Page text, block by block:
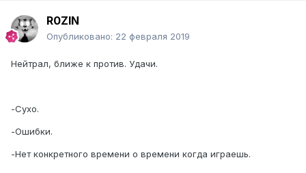
R0ZIN
Опубликовано: 22 февраля 2019
Нейтрал, ближе к против. Удачи.
-Сухо.
-Ошибки.
-Нет конкретного времени о времени когда играешь.